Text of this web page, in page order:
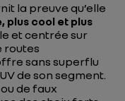
la preuve qu’elle
plus cool et plus
et centrée sur
routes
sans superflu
de son segment.
de faux